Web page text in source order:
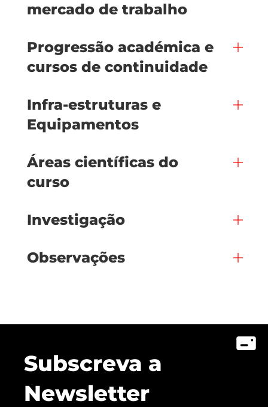
mercado de trabalho
Progressão académica e
cursos de continuidade
Infra-estruturas e
Equipamentos
Áreas científicas do
curso
Investigação
Observações
Subscreva a
Newsletter